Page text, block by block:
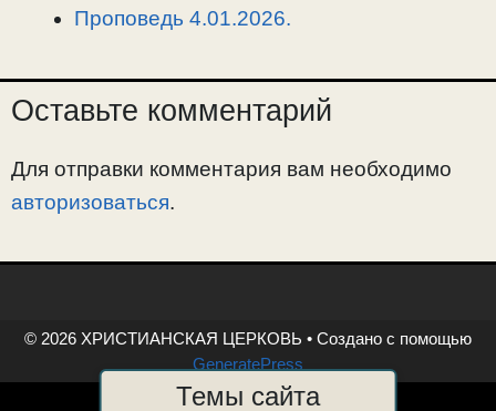
Проповедь 4.01.2026.
Оставьте комментарий
Для отправки комментария вам необходимо
авторизоваться.
© 2026 ХРИСТИАНСКАЯ ЦЕРКОВЬ • Создано с помощью
GeneratePress
Темы сайта